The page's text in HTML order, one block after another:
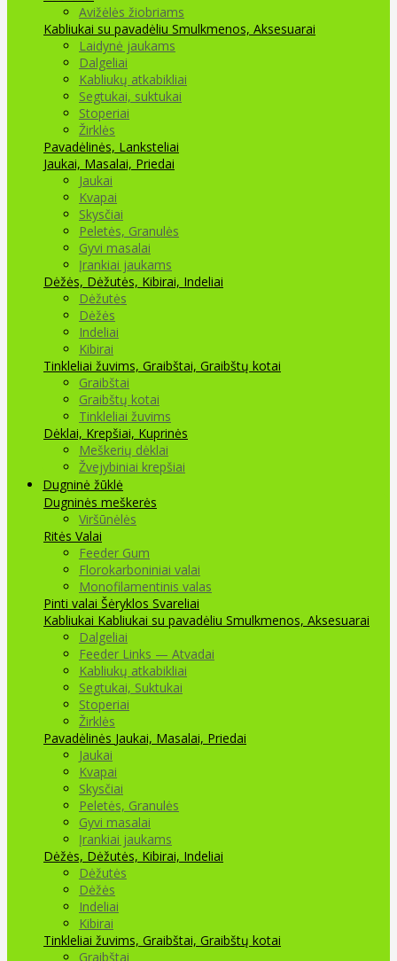
Avižėlės žiobriams
Kabliukai su pavadėliu Smulkmenos, Aksesuarai
Laidynė jaukams
Dalgeliai
Kabliukų atkabikliai
Segtukai, suktukai
Stoperiai
Žirklės
Pavadėlinės, Lanksteliai
Jaukai, Masalai, Priedai
Jaukai
Kvapai
Skysčiai
Peletės, Granulės
Gyvi masalai
Įrankiai jaukams
Dėžės, Dėžutės, Kibirai, Indeliai
Dėžutės
Dėžės
Indeliai
Kibirai
Tinkleliai žuvims, Graibštai, Graibštų kotai
Graibštai
Graibštų kotai
Tinkleliai žuvims
Dėklai, Krepšiai, Kuprinės
Meškerių dėklai
Žvejybiniai krepšiai
Dugninė žūklė
Dugninės meškerės
Viršūnėlės
Ritės Valai
Feeder Gum
Florokarboniniai valai
Monofilamentinis valas
Pinti valai Šėryklos Svareliai
Kabliukai Kabliukai su pavadėliu Smulkmenos, Aksesuarai
Dalgeliai
Feeder Links — Atvadai
Kabliukų atkabikliai
Segtukai, Suktukai
Stoperiai
Žirklės
Pavadėlinės Jaukai, Masalai, Priedai
Jaukai
Kvapai
Skysčiai
Peletės, Granulės
Gyvi masalai
Įrankiai jaukams
Dėžės, Dėžutės, Kibirai, Indeliai
Dėžutės
Dėžės
Indeliai
Kibirai
Tinkleliai žuvims, Graibštai, Graibštų kotai
Graibštai